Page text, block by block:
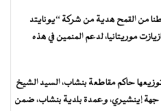
بلدية بنشاب اليوم الجمعة 30 طنا من القمح هدية من شركة “يونايتد
موريتانيا، لدعم المنمين في هذه
حاكم مقاطعة بنشاب، السيد الشيخ
إينشيري، وعمدة بلدية بنشاب، ضمن